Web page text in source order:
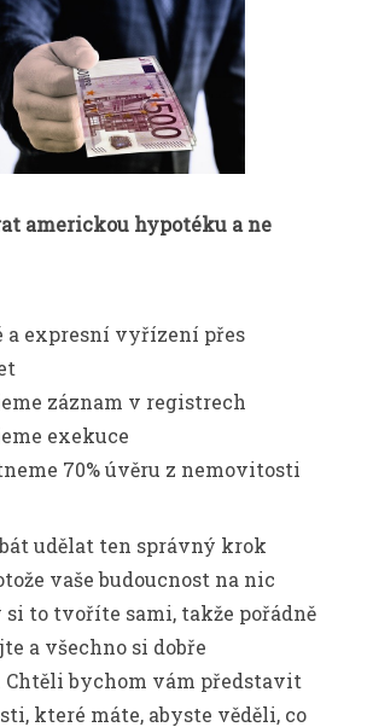
americkou hypotéku a ne
a expresní vyřízení přes
záznam v registrech
exekuce
70% úvěru z nemovitosti
udělat ten správný krok
vaše budoucnost na nic
si to tvoříte sami, takže pořádně
a všechno si dobře
Chtěli bychom vám představit
které máte, abyste věděli, co